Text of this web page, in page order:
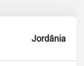
Jordânia